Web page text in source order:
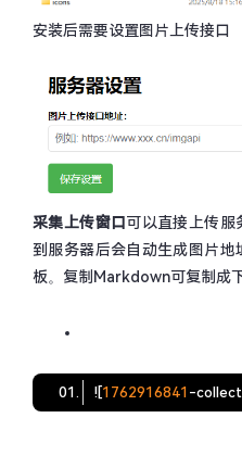
安装后需要设置图片上传接口
采集上传窗口 可以直接上传服
到服务器后会自动生成图片
板。复制Markdown可复制成
![1762916841 -